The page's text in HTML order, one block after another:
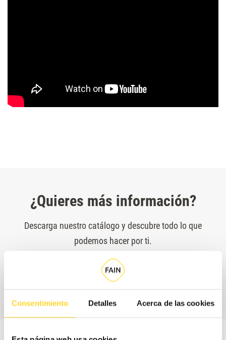
Consentimiento Detalles Acerca de las cookies
¿Quieres más información?
Descarga nuestro catálogo y descubre todo lo que
podemos hacer por ti.
Catálogo accesibilidad